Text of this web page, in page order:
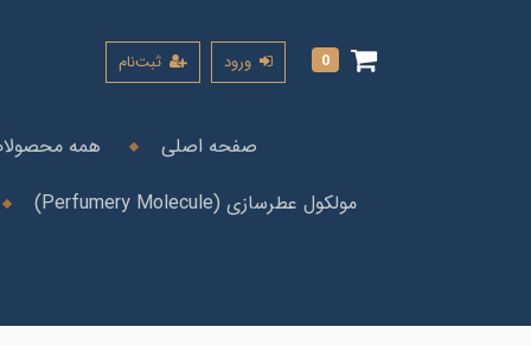
0 ورود ثبت‌نام
صفحه اصلی
همه
مولکول عطرسازی (Perfumery Molecule)